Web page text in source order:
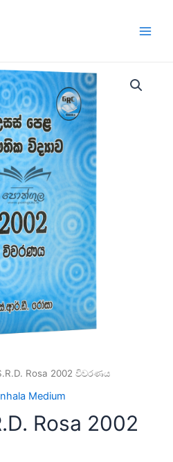
Rosa 2002 විවරණය
Medium
Rosa 2002